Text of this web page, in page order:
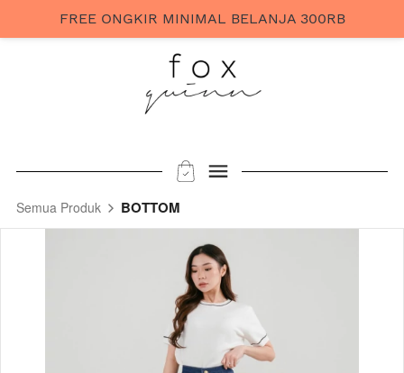
Semua Produk BOTTOM
FREE ONGKIR MINIMAL BELANJA 300RB